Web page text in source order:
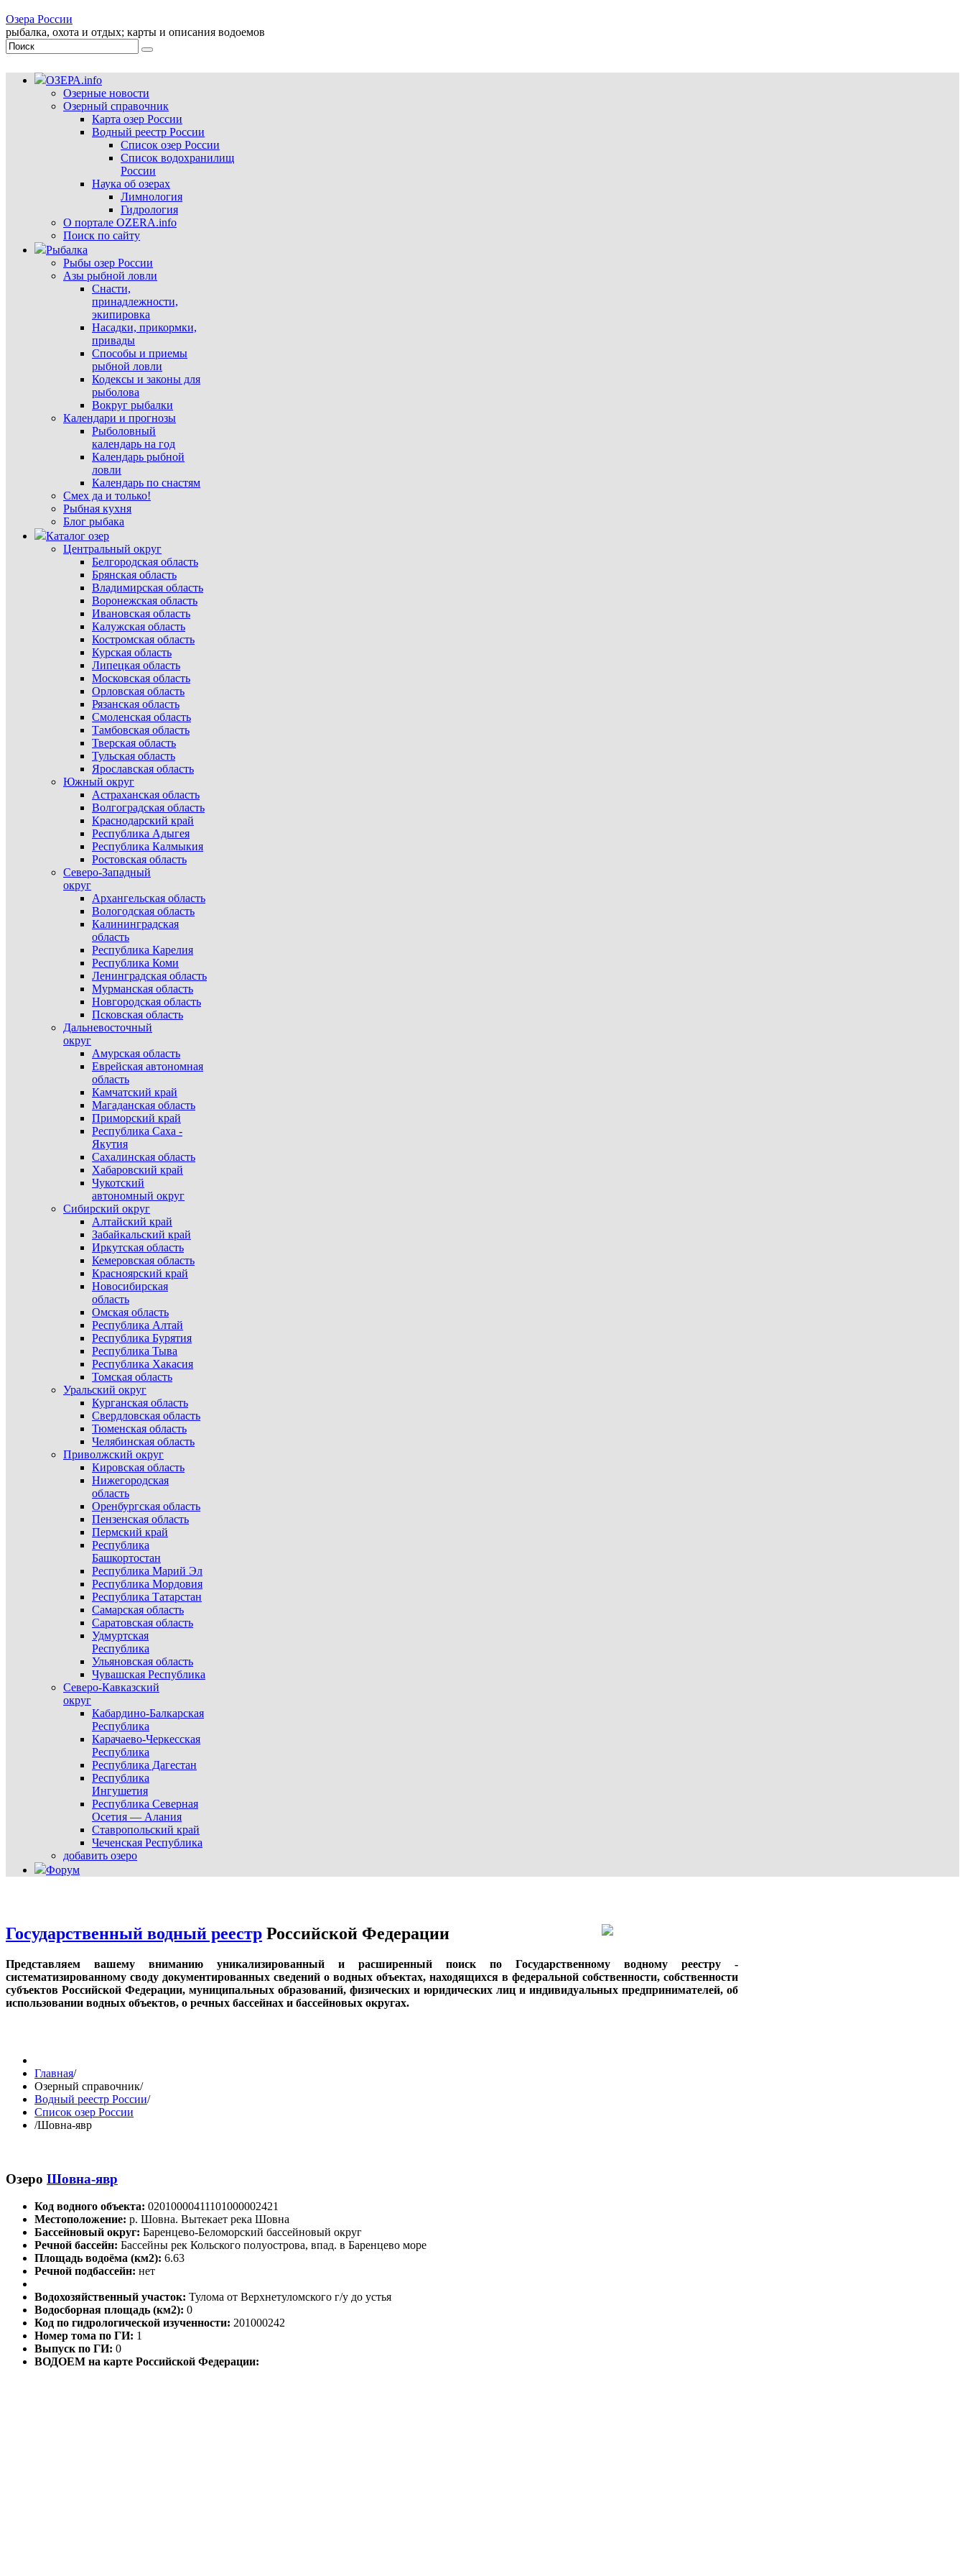
Озера России
рыбалка, охота и отдых; карты и описания водоемов
ОЗЕРА.info
Озерные новости
Озерный справочник
Карта озер России
Водный реестр России
Список озер России
Список водохранилищ
России
Наука об озерах
Лимнология
Гидрология
О портале OZERA.info
Поиск по сайту
Рыбалка
Рыбы озер России
Азы рыбной ловли
Снасти,
принадлежности,
экипировка
Насадки, прикормки,
привады
Способы и приемы
рыбной ловли
Кодексы и законы для
рыболова
Вокруг рыбалки
Календари и прогнозы
Рыболовный
календарь на год
Календарь рыбной
ловли
Календарь по снастям
Смех да и только!
Рыбная кухня
Блог рыбака
Каталог озер
Центральный округ
Белгородская область
Брянская область
Владимирская область
Воронежская область
Ивановская область
Калужская область
Костромская область
Курская область
Липецкая область
Московская область
Орловская область
Рязанская область
Смоленская область
Тамбовская область
Тверская область
Тульская область
Ярославская область
Южный округ
Астраханская область
Волгоградская область
Краснодарский край
Республика Адыгея
Республика Калмыкия
Ростовская область
Северо-Западный
округ
Архангельская область
Вологодская область
Калининградская
область
Республика Карелия
Республика Коми
Ленинградская область
Мурманская область
Новгородская область
Псковская область
Дальневосточный
округ
Амурская область
Еврейская автономная
область
Камчатский край
Магаданская область
Приморский край
Республика Саха -
Якутия
Сахалинская область
Хабаровский край
Чукотский
автономный округ
Сибирский округ
Алтайский край
Забайкальский край
Иркутская область
Кемеровская область
Красноярский край
Новосибирская
область
Омская область
Республика Алтай
Республика Бурятия
Республика Тыва
Республика Хакасия
Томская область
Уральский округ
Курганская область
Свердловская область
Тюменская область
Челябинская область
Приволжский округ
Кировская область
Нижегородская
область
Оренбургская область
Пензенская область
Пермский край
Республика
Башкортостан
Республика Марий Эл
Республика Мордовия
Республика Татарстан
Самарская область
Саратовская область
Удмуртская
Республика
Ульяновская область
Чувашская Республика
Северо-Кавказский
округ
Кабардино-Балкарская
Республика
Карачаево-Черкесская
Республика
Республика Дагестан
Республика
Ингушетия
Республика Северная
Осетия — Алания
Ставропольский край
Чеченская Республика
добавить озеро
Форум
Государственный водный реестр Российской Федерации
Представляем вашему вниманию уникализированный и расширенный поиск по Государственному водному реестру -
систематизированному своду документированных сведений о водных объектах, находящихся в федеральной собственности, собственности
субъектов Российской Федерации, муниципальных образований, физических и юридических лиц и индивидуальных предпринимателей, об
использовании водных объектов, о речных бассейнах и бассейновых округах.
Главная/
Озерный справочник/
Водный реестр России/
Список озер России
/Шовна-явр
Озеро Шовна-явр
Код водного объекта: 02010000411101000002421
Местоположение: р. Шовна. Вытекает река Шовна
Бассейновый округ: Баренцево-Беломорский бассейновый округ
Речной бассейн: Бассейны рек Кольского полуострова, впад. в Баренцево море
Площадь водоёма (км2): 6.63
Речной подбассейн: нет
Водохозяйственный участок: Тулома от Верхнетуломского г/у до устья
Водосборная площадь (км2): 0
Код по гидрологической изученности: 201000242
Номер тома по ГИ: 1
Выпуск по ГИ: 0
ВОДОЕМ на карте Российской Федерации: